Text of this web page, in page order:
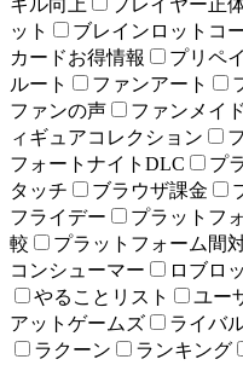
キル向上 プレイヤー正
ット
ブレインロットコ
カードお得情報
プリペ
ルート
ファンアート
ファンの声
ファンメイド
ィギュアコレクション
フォートナイトDLC
プ
タッチ
ブラウザ課金
フライデー
プラットフ
較
プラットフォーム間
コンシューマー
ロブロ
やることリスト
ユー
アットゲームズ
ライバ
ラクーン
ランキング